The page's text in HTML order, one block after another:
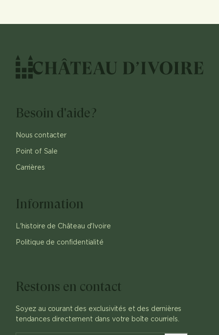
Besoin d'aide?
Nous contacter
Point of Sale
Carrières
Information
L'histoire de Château d'Ivoire
Politique de confidentialité
Restons en contact
Soyez au courant des exclusivités et des dernières
tendances directement dans votre boîte courriels.